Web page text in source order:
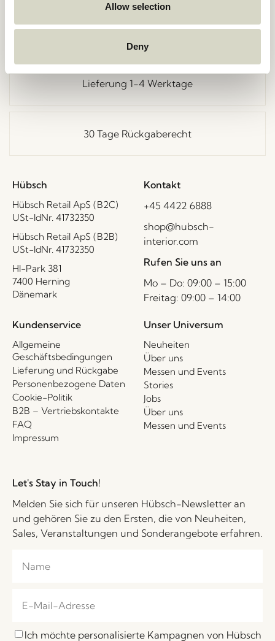
Allow selection
Deny
Kostenlose Lieferung über499 DKK*
Lieferung 1-4 Werktage
30 Tage Rückgaberecht
Hübsch
Hübsch Retail ApS (B2C)
USt-IdNr. 41732350
Hübsch Retail ApS (B2B)
USt-IdNr. 41732350
HI-Park 381
7400 Herning
Dänemark
Kontakt
+45 4422 6888
shop@hubsch-
interior.com
Rufen Sie uns an
Mo – Do: 09:00 – 15:00
Freitag: 09:00 – 14:00
Kundenservice
Allgemeine
Geschäftsbedingungen
Lieferung und Rückgabe
Personenbezogene Daten
Cookie-Politik
B2B – Vertriebskontakte
FAQ
Impressum
Unser Universum
Neuheiten
Über uns
Messen und Events
Stories
Jobs
Über uns
Messen und Events
Let's Stay in Touch!
Melden Sie sich für unseren Hübsch-Newsletter an
und gehören Sie zu den Ersten, die von Neuheiten,
Sales, Veranstaltungen und Sonderangebote erfahren.
Ich möchte personalisierte Kampagnen von Hübsch